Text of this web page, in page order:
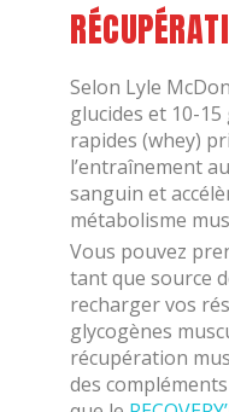
Selon Lyle
glucides et 10-
rapides (whey)
l’entraînement
sanguin et
métabolisme
Vous pouvez
tant que source
recharger vos
glycogènes
récupération
des